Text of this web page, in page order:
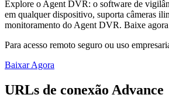
Explore o Agent DVR: o software de
em qualquer dispositivo, suporta câmeras
monitoramento do Agent DVR. Baixe
Para acesso remoto seguro ou uso
Baixar Agora
URLs de conexão Advance